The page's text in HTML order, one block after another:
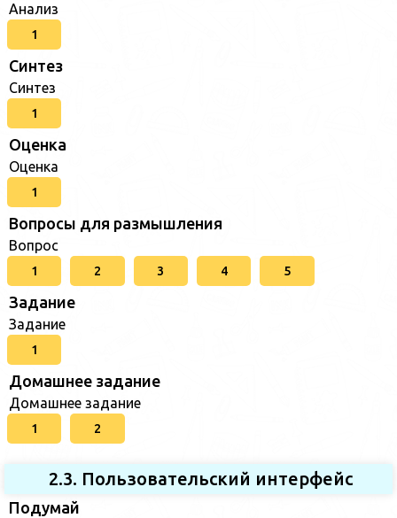
Анализ
1
Синтез
Синтез
1
Оценка
Оценка
1
Вопросы для размышления
Вопрос
1 2 3 4 5
Задание
Задание
1
Домашнее задание
Домашнее задание
1 2
2.3. Пользовательский интерфейс
Подумай